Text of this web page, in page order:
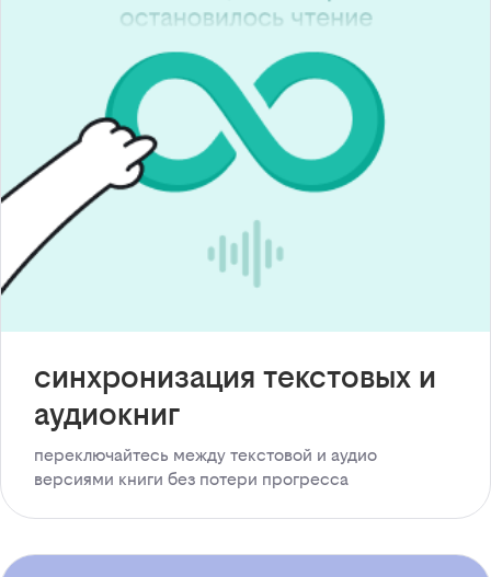
синхронизация текстовых и
аудиокниг
переключайтесь между текстовой и аудио
версиями книги без потери прогресса